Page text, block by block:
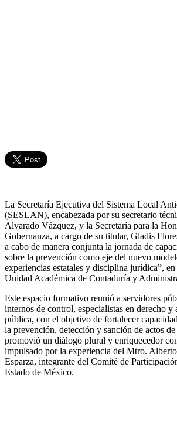
La Secretaría Ejecutiva del Sistema Local
(SESLAN), encabezada por su secretario
Alvarado Vázquez, y la Secretaría para la
Gobernanza, a cargo de su titular, Gladis
a cabo de manera conjunta la jornada de
sobre la prevención como eje del nuevo
experiencias estatales y disciplina jurídica”,
Unidad Académica de Contaduría y
Este espacio formativo reunió a servidores
internos de control, especialistas en derecho y
pública, con el objetivo de fortalecer
la prevención, detección y sanción de actos
promovió un diálogo plural y enriquecedor
impulsado por la experiencia del Mtro.
Esparza, integrante del Comité de
Estado de México.